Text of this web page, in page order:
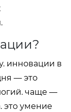
инновации в
— это
чаще —
это умение